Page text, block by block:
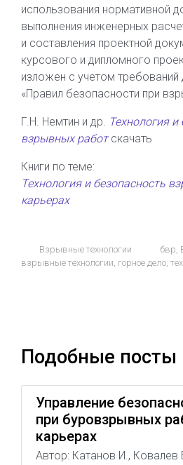
использования нормативной
выполнения инженерных
и составления проектной
курсового и дипломного
изложен с учетом
«Правил безопасности при
Г.Н. Немтин и др. Технология и
взрывных работскачать
Книги по теме:
Технология и безопасность
карьерах
Взрывные технологии бвр,
взрывные технологии, горное дело,
Подобные посты
Управление
при буровзрывных
карьерах
Автор: Катанов И., Ковалев